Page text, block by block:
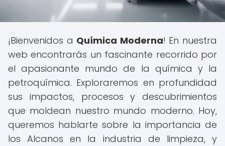
¡Bienvenidos a Química Moderna! En nuestra
web encontrarás un fascinante recorrido por
el apasionante mundo de la química y la
petroquímica. Exploraremos en profundidad
sus impactos, procesos y descubrimientos
que moldean nuestro mundo moderno. Hoy,
queremos hablarte sobre la importancia de
los Alcanos en la industria de limpieza, y